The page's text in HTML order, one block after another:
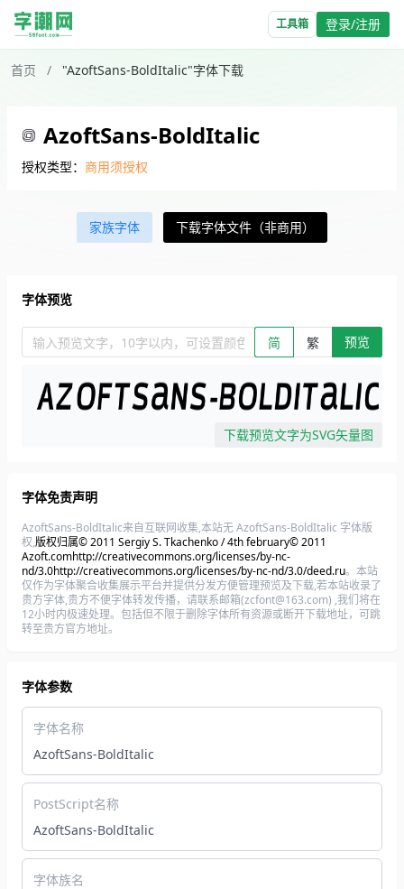
工具箱 登录/注册
首页 / "AzoftSans-BoldItalic"字体下载
AzoftSans-BoldItalic
授权类型： 商用须授权
家族字体 下载字体文件（非商用）
字体预览
输入预览文字，10字以内，可设置颜色、大小、简繁。回车查看效
简 繁 预览
下载预览文字为SVG矢量图
字体免责声明
AzoftSans-BoldItalic来自互联网收集,本站无 AzoftSans-BoldItalic 字体版
权,版权归属© 2011 Sergiy S. Tkachenko / 4th february© 2011
Azoft.comhttp://creativecommons.org/licenses/by-nc-
nd/3.0http://creativecommons.org/licenses/by-nc-nd/3.0/deed.ru。本站
仅作为字体聚合收集展示平台并提供分发方便管理预览及下载,若本站收录了
贵方字体,贵方不便字体转发传播，请联系邮箱(zcfont@163.com) ,我们将在
12小时内极速处理。包括但不限于删除字体所有资源或断开下载地址，可跳
转至贵方官方地址。
字体参数
字体名称
AzoftSans-BoldItalic
PostScript名称
AzoftSans-BoldItalic
字体族名